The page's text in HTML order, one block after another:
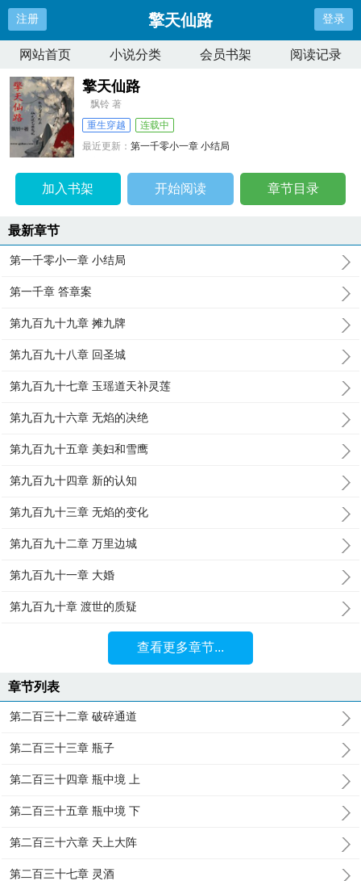
注册 擎天仙路 登录
网站首页 小说分类 会员书架 阅读记录
擎天仙路
飘铃 著
重生穿越
连载中
最近更新：第一千零小一章 小结局
加入书架 开始阅读 章节目录
最新章节
第一千零小一章 小结局
第一千章 答章案
第九百九十九章 摊九牌
第九百九十八章 回圣城
第九百九十七章 玉瑶道天补灵莲
第九百九十六章 无焰的决绝
第九百九十五章 美妇和雪鹰
第九百九十四章 新的认知
第九百九十三章 无焰的变化
第九百九十二章 万里边城
第九百九十一章 大婚
第九百九十章 渡世的质疑
查看更多章节...
章节列表
第二百三十二章 破碎通道
第二百三十三章 瓶子
第二百三十四章 瓶中境 上
第二百三十五章 瓶中境 下
第二百三十六章 天上大阵
第二百三十七章 灵酒